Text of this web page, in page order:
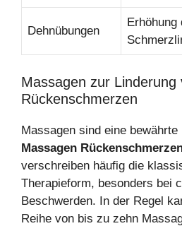
Dehnübungen
Massagen zur Linderung
Rückenschmerzen
Massagen sind eine bewährte
Massagen
verschreiben häufig die
Therapieform, besonders bei
Beschwerden. In der Regel
Reihe von bis zu zehn